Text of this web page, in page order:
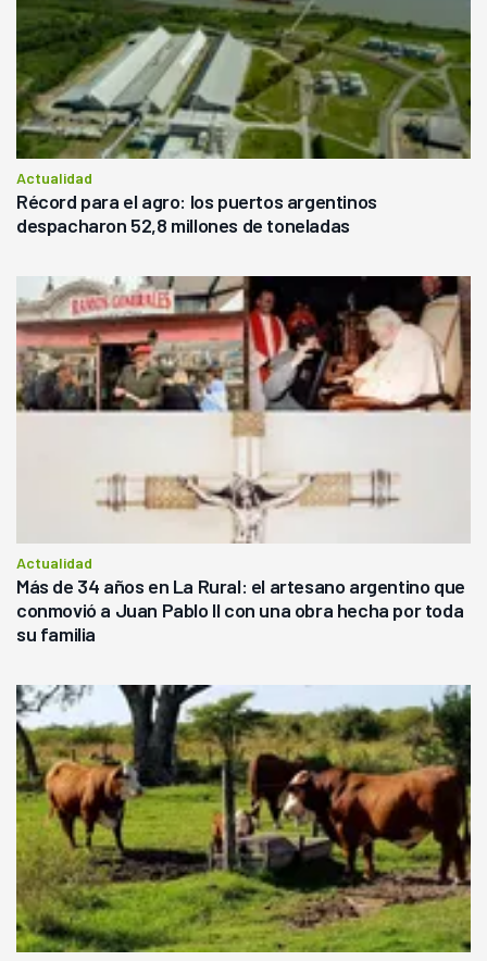
Actualidad
Récord para el agro: los puertos argentinos
despacharon 52,8 millones de toneladas
Actualidad
Más de 34 años en La Rural: el artesano argentino que
conmovió a Juan Pablo II con una obra hecha por toda
su familia